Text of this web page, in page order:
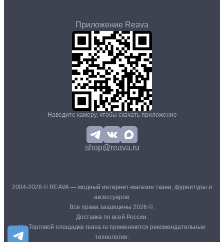
Приложение Reava
Наведите камеру, чтобы скачать приложение
shop@reava.ru
2004-2026 © REAVA — модный интернет-магазин ткани, фурнитуры и
аксессуаров.
Все права защищены 2026 ©.
Доставка по всей России.
На Торговой площадке reava.ru применяются рекомендательные
технологии.